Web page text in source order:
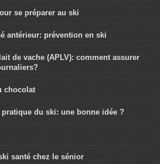
se préparer au ski
antérieur: prévention en ski
de vache (APLV): comment assurer
chocolat
du ski: une bonne idée ?
santé chez le sénior